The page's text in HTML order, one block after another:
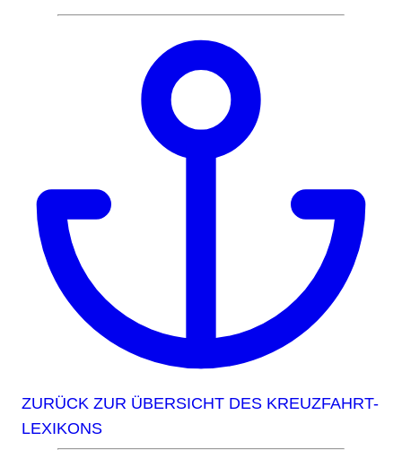
ZURÜCK ZUR ÜBERSICHT DES KREUZFAHRT-
LEXIKONS